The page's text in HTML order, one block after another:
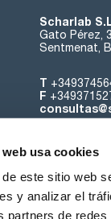
usa cookies
este sitio web
y analizar el
partners de
Scharlab
Gato Pérez,
Sentmenat,
T
F